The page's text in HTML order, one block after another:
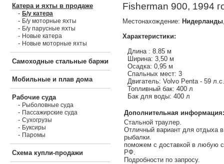
Катера и яхты в продаже
- Б/у катера
- Б/у моторные яхты
- Б/у парусные яхты
- Новые катера
- Новые моторные яхты
Самоходные стальные баржи
Мобильные и плав дома
Рабочие суда
- Рыболовные суда
- Пассажирские суда
- Сухогрузы
- Буксиры
- Паромы
Схема купли-продажи
Fisherman 900, 1994
Местонахождение: Нидерланды
Характеристики:
Длина : 8.85 м
Ширина: 3,50 м
Осадка: 0,95 м
Спальных мест: 3
Двигатель: Volvo Penta - 59 л.с.
Топливный бак: 400 л
Бак для воды: 400 л
Дополнительная информация:
Стальной траулер.
Отличный вариант для отдыха
рыбалки.
поможем с доставкой в любую
РФ.
Подробности по запросу.